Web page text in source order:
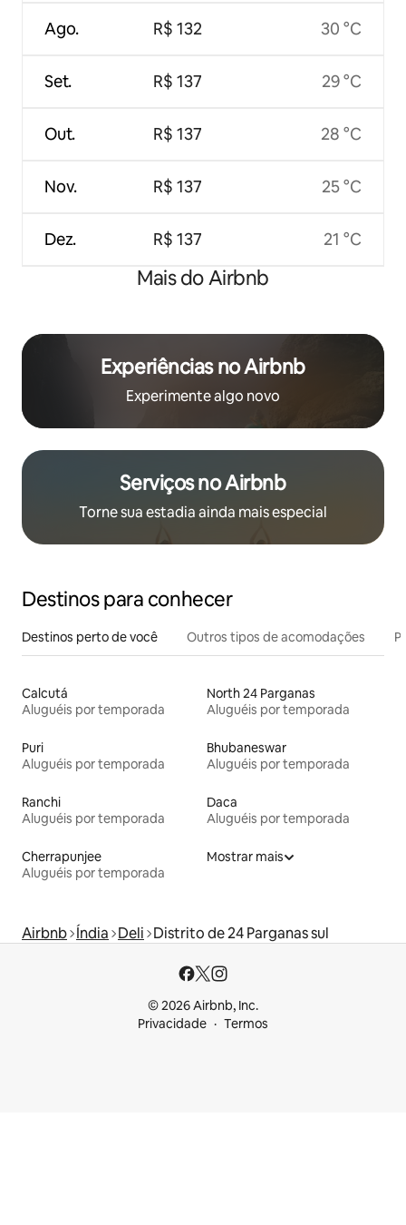
Ago.
Set.
Out.
Nov.
Dez.
R$ 132
R$ 137
R$ 137
R$ 137
R$ 137
30 °C
29 °C
28 °C
25 °C
21 °C
Mais do Airbnb
Experiências no Airbnb
Experimente algo novo
Serviços no Airbnb
Torne sua estadia ainda mais especial
Destinos para conhecer
Destinos perto de você Outros tipos de acomodações
Calcutá
Aluguéis por temporada
North 24 Parganas
Aluguéis por temporada
Puri
Aluguéis por temporada
Bhubaneswar
Aluguéis por temporada
Ranchi
Aluguéis por temporada
Daca
Aluguéis por temporada
Cherrapunjee
Aluguéis por temporada
Mostrar mais
Airbnb Índia Deli Distrito de 24 Parganas sul
© 2026 Airbnb, Inc.
Privacidade
Termos